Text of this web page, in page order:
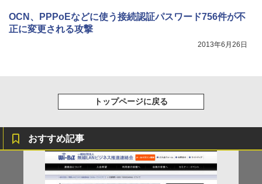
OCN、PPPoEなどに使う接続認証パスワード756件が不
正に変更される攻撃
2013年6月26日
トップページに戻る
おすすめ記事